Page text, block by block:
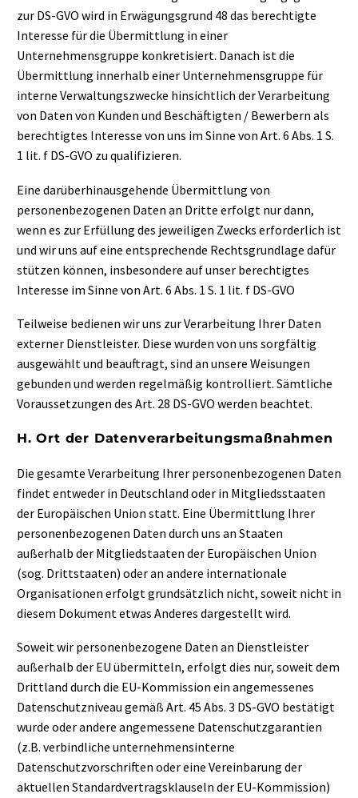
zur DS-GVO wird in Erwägungsgrund 48 das berechtigte
Interesse für die Übermittlung in einer
Unternehmensgruppe konkretisiert. Danach ist die
Übermittlung innerhalb einer Unternehmensgruppe für
interne Verwaltungszwecke hinsichtlich der Verarbeitung
von Daten von Kunden und Beschäftigten / Bewerbern als
berechtigtes Interesse von uns im Sinne von Art. 6 Abs. 1 S.
1 lit. f DS-GVO zu qualifizieren.
Eine darüberhinausgehende Übermittlung von
personenbezogenen Daten an Dritte erfolgt nur dann,
wenn es zur Erfüllung des jeweiligen Zwecks erforderlich ist
und wir uns auf eine entsprechende Rechtsgrundlage dafür
stützen können, insbesondere auf unser berechtigtes
Interesse im Sinne von Art. 6 Abs. 1 S. 1 lit. f DS-GVO
Teilweise bedienen wir uns zur Verarbeitung Ihrer Daten
externer Dienstleister. Diese wurden von uns sorgfältig
ausgewählt und beauftragt, sind an unsere Weisungen
gebunden und werden regelmäßig kontrolliert. Sämtliche
Voraussetzungen des Art. 28 DS-GVO werden beachtet.
H. Ort der Datenverarbeitungsmaßnahmen
Die gesamte Verarbeitung Ihrer personenbezogenen Daten
findet entweder in Deutschland oder in Mitgliedsstaaten
der Europäischen Union statt. Eine Übermittlung Ihrer
personenbezogenen Daten durch uns an Staaten
außerhalb der Mitgliedstaaten der Europäischen Union
(sog. Drittstaaten) oder an andere internationale
Organisationen erfolgt grundsätzlich nicht, soweit nicht in
diesem Dokument etwas Anderes dargestellt wird.
Soweit wir personenbezogene Daten an Dienstleister
außerhalb der EU übermitteln, erfolgt dies nur, soweit dem
Drittland durch die EU-Kommission ein angemessenes
Datenschutzniveau gemäß Art. 45 Abs. 3 DS-GVO bestätigt
wurde oder andere angemessene Datenschutzgarantien
(z.B. verbindliche unternehmensinterne
Datenschutzvorschriften oder eine Vereinbarung der
aktuellen Standardvertragsklauseln der EU-Kommission)